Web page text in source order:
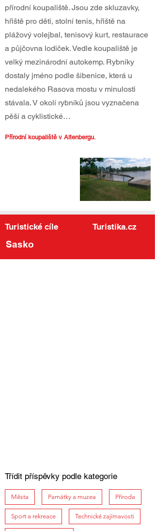
přírodní koupaliště. Jsou zde skluzavky,
hřiště pro děti, stolní tenis, hřiště na
plážový volejbal, tenisový kurt, restaurace
a půjčovna lodiček. Vedle koupaliště je
velký mezinárodní autokemp. Rybníky
dostaly jméno podle šibenice, která u
nedalekého Rasova mostu v minulosti
stávala. V okolí rybníků jsou vyznačena
pěší a cyklistické…
Přírodní koupaliště v Altenbergu.
Turistické cíle Turistika.cz
Sasko
Třídit příspěvky podle kategorie
Města Památky a muzea Příroda
Sport a rekreace Technické zajímavosti